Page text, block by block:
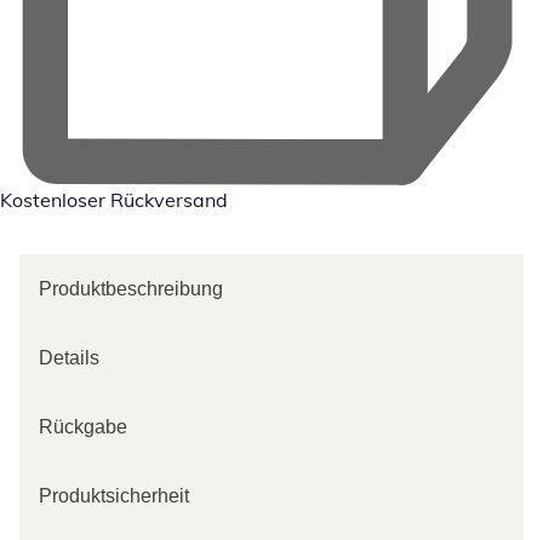
Kostenloser Rückversand
Produktbeschreibung
Details
Rückgabe
Produktsicherheit